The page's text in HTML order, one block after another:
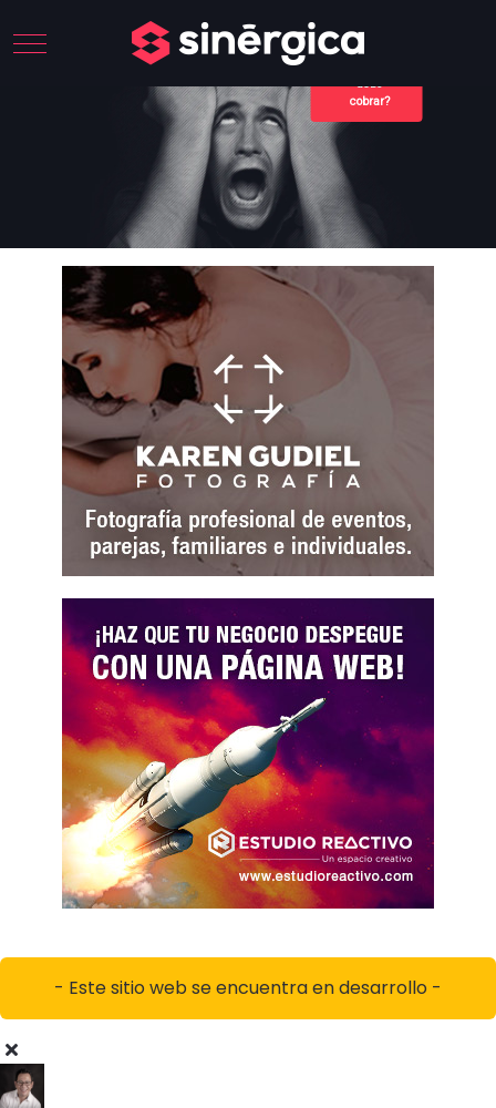
Mobile Menu Toggle
debo
cobrar?
- Este sitio web se encuentra en desarrollo -